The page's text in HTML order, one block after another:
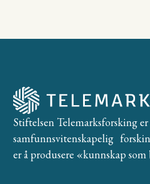
Stiftelsen Telemarksforsking
samfunnsvitenskapelig
er å produsere «kunnskap